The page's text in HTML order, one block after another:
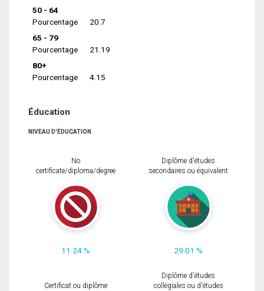
50 - 64
Pourcentage
20.7
65 - 79
Pourcentage
21.19
80+
Pourcentage
4.15
Éducation
NIVEAU D'ÉDUCATION
No
certificate/diploma/degree
11.24 %
Diplôme d'études
secondaires ou équivalent
29.01 %
Certificat ou diplôme
Diplôme d'études
collégiales ou d'études